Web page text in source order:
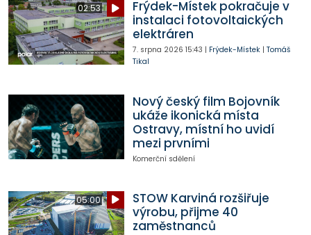
02:53
Frýdek-Místek pokračuje v
instalaci fotovoltaických
elektráren
7. srpna 2026 15:43 | Frýdek-Místek| Tomáš
Tikal
Nový český film Bojovník
ukáže ikonická místa
Ostravy, místní ho uvidí
mezi prvními
Komerční sdělení
05:00
STOW Karviná rozšiřuje
výrobu, přijme 40
zaměstnanců